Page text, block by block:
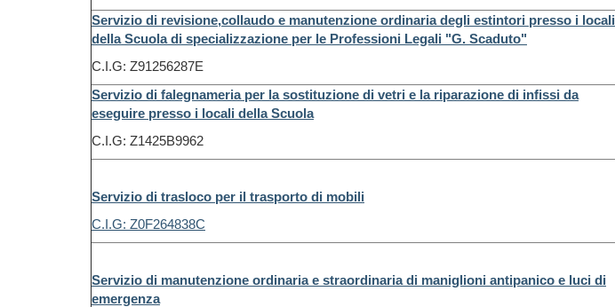
Servizio di revisione,collaudo e manutenzione ordinaria degli estintori presso i locali
della Scuola di specializzazione per le Professioni Legali "G. Scaduto"
C.I.G: Z91256287E
Servizio di falegnameria per la sostituzione di vetri e la riparazione di infissi da
eseguire presso i locali della Scuola
C.I.G: Z1425B9962
Servizio di trasloco per il trasporto di mobili
C.I.G: Z0F264838C
Servizio di manutenzione ordinaria e straordinaria di maniglioni antipanico e luci di
emergenza